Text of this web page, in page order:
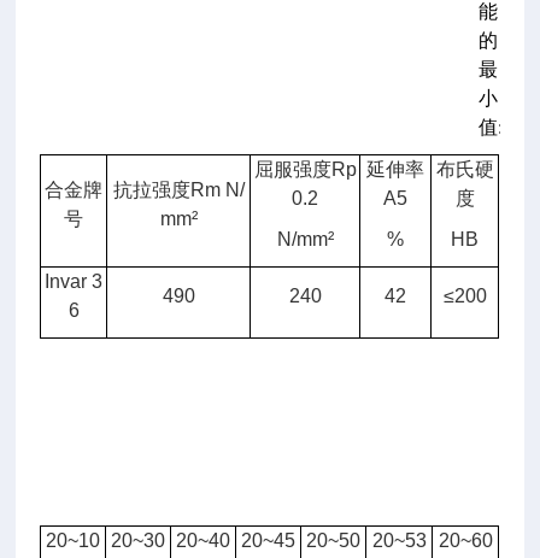
能
的
最
小
值:
合金牌
号
抗拉强度Rm N/
mm²
屈服强度Rp
0.2
N/mm²
延伸率
A5
%
布氏硬
度
HB
Invar 3
6
490 240 42 ≤200
20~10 20~30 20~40 20~45 20~50
20~53
20~60